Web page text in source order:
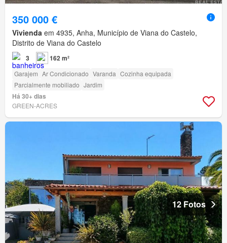
350 000 €
Vivienda em 4935, Anha, Município de Viana do Castelo,
Distrito de Viana do Castelo
3 162 m²
Garajem Ar Condicionado Varanda Cozinha equipada
Parcialmente mobiliado Jardim
Há 30+ dias
GREEN-ACRES
12 Fotos